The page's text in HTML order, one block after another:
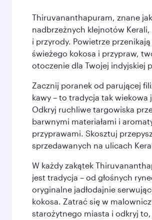
Thiruvananthapuram, znane
nadbrzeżnych klejnotów
i przyrody. Powietrze
świeżego kokosa i przypraw,
otoczenie dla Twojej indyjskiej
Zacznij poranek od parującej
kawy – to tradycja tak wiekowa
Odkryj ruchliwe targowiska
barwnymi materiałami i
przyprawami. Skosztuj
sprzedawanych na ulicach
W każdy zakątek
jest tradycja – od głośnych
oryginalne jadłodajnie
kokosa. Zatrać się w
starożytnego miasta i odkryj